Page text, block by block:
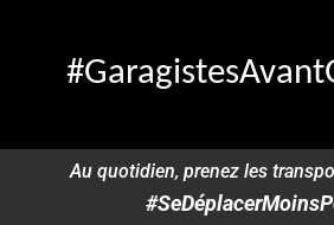
Au quotidien, prenez les